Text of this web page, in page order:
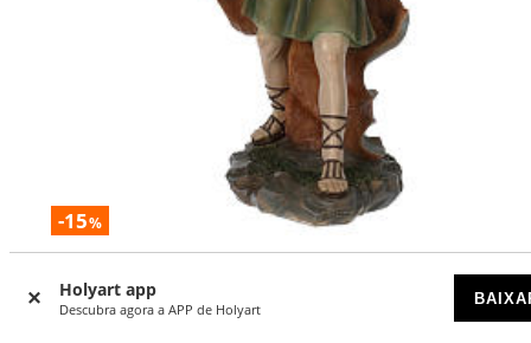
Holyart app
Descubra agora a APP de Holyart
-15%
DISPONÍVEL